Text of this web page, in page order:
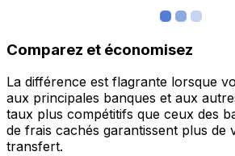
Comparez et économisez
La différence est flagrante lorsque
aux principales banques et aux
taux plus compétitifs que ceux des
de frais cachés garantissent plus de
transfert.